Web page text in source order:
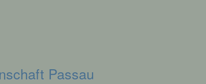
Passau